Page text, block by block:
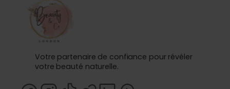
Votre partenaire de confiance pour révéler
votre beauté naturelle.